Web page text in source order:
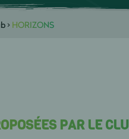
> HORIZONS
PAR LE